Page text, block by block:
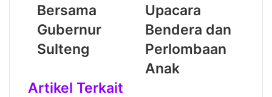
Bersama
Gubernur
Sulteng
Upacara
Bendera dan
Perlombaan
Anak
Artikel Terkait